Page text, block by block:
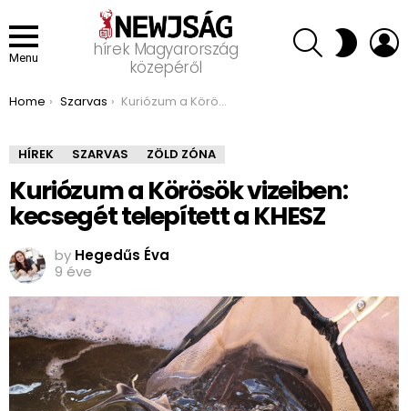
Menu
hírek Magyarország
közepéről
SEARCH SWITCH
SKIN
You are here:
Home Szarvas Kuriózum a Körösök vizeiben: kecsegét telepített a KHESZ
HÍREK SZARVAS ZÖLD ZÓNA
Kuriózum a Körösök vizeiben:
kecsegét telepített a KHESZ
by Hegedűs Éva
9 éve